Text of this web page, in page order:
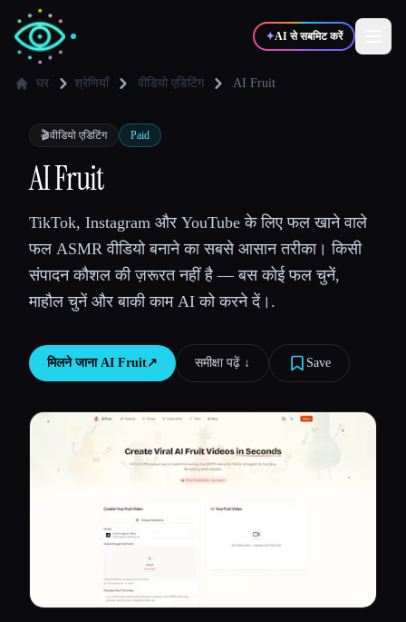
✦AI से सबमिट करें
✍️लेखक
💻
🎓 विद्यार्थी 🎬 क्रिएटर्स
ब्लॉग
घर श्रेणियाँ वीडियो एडिटिंग AI Fruit
🎬वीडियो एडिटिंग Paid
AI Fruit
TikTok, Instagram और YouTube के लिए फल खाने वाले
फल ASMR वीडियो बनाने का सबसे आसान तरीका। किसी
संपादन कौशल की ज़रूरत नहीं है — बस कोई फल चुनें,
माहौल चुनें और बाकी काम AI को करने दें।.
मिलने जाना AI Fruit↗︎ समीक्षा पढ़ें ↓︎ Save